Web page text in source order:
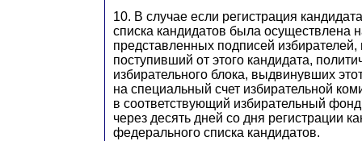
10. В случае если регистрация
списка кандидатов была осуществлена
представленных подписей избирателей,
поступивший от этого кандидата,
избирательного блока, выдвинувших
на специальный счет избирательной
в соответствующий избирательный
через десять дней со дня регистрации
федерального списка кандидатов.